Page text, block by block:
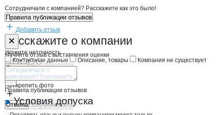
Сотрудничали с компанией? Расскажите как это было!
Правила публикации отзывов
Добавить отзыв
Расскажите о компании
Начните отзыв с выставления оценки
Прикрепить фото
Отмена Опубликовать
Форма обратной связи о неточностях
Укажите неточность
Контактные данные
Описание, товары Компания не существует
Отмена Опубликовать
Правила публикации отзывов
Условия допуска